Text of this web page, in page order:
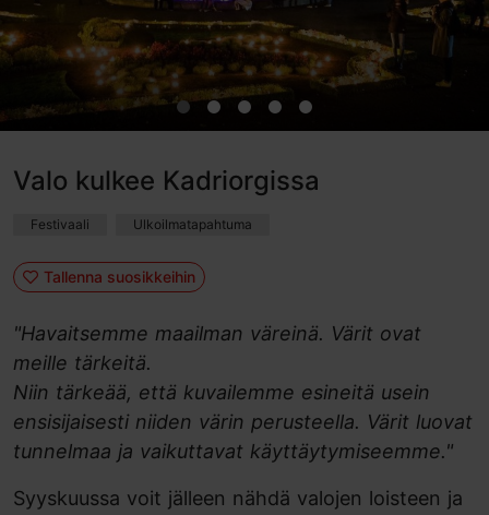
Valo kulkee Kadriorgissa
Festivaali Ulkoilmatapahtuma
Tallenna suosikkeihin
"Havaitsemme maailman väreinä. Värit ovat
meille tärkeitä.
Niin tärkeää, että kuvailemme esineitä usein
ensisijaisesti niiden värin perusteella. Värit luovat
tunnelmaa ja vaikuttavat käyttäytymiseemme."
Syyskuussa voit jälleen nähdä valojen loisteen ja